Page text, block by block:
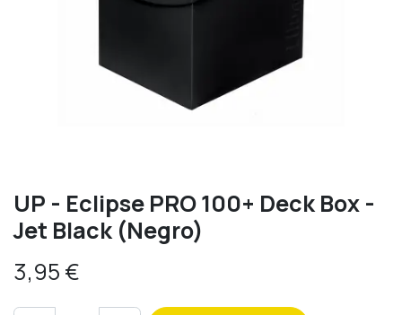
UP - Eclipse PRO 100+ Deck Box -
Jet Black (Negro)
3,95 €